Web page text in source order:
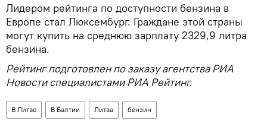
Лидером рейтинга по доступности бензина в
Европе стал Люксембург. Граждане этой страны
могут купить на среднюю зарплату 2329,9 литра
бензина.
Рейтинг подготовлен по заказу агентства РИА
Новости специалистами РИА Рейтинг.
В Литве В Балтии Литва бензин